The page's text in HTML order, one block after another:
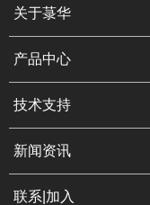
关于菉华
产品中心
技术支持
新闻资讯
联系|加入